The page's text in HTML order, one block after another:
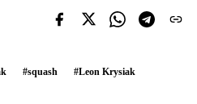
#squash #Leon Krysiak